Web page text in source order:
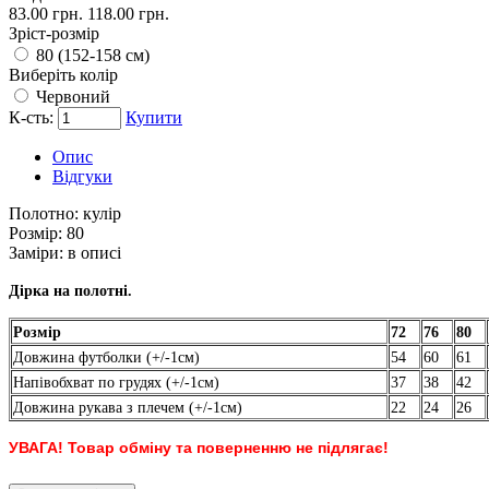
83.00 грн. 118.00 грн.
Зріст-розмір
80 (152-158 см)
Виберіть колір
Червоний
К-сть:
Купити
Опис
Відгуки
Полотно: кулір
Розмір: 80
Заміри: в описі
Дірка на полотні.
Розмір 72 76 80
Довжина футболки (+/-1см)
54 60 61
Напівобхват по грудях (+/-1см)
37 38 42
Довжина рукава з плечем (+/-1см)
22 24 26
УВАГА! Товар обміну та поверненню не підлягає!